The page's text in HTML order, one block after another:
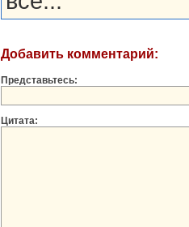
Добавить комментарий:
Представьтесь:
Цитата: